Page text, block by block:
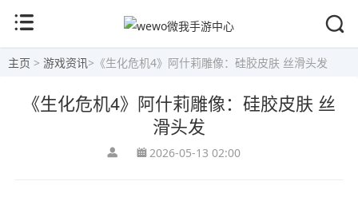
主页 > 游戏资讯> 《生化危机4》阿什莉雕像：硅胶皮肤 丝滑头发
《生化危机4》阿什莉雕像：硅胶皮肤 丝
滑头发
2026-05-13 02:00